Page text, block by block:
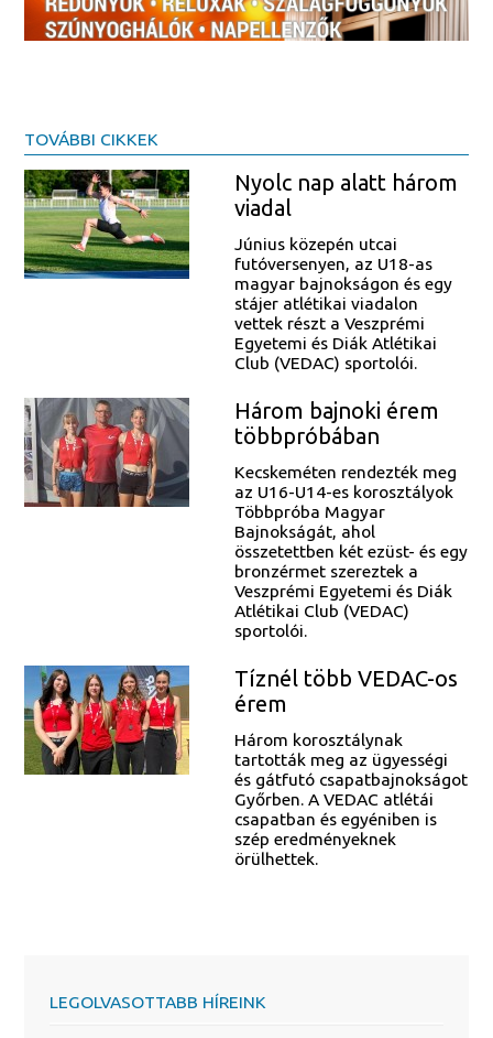
TOVÁBBI CIKKEK
Nyolc nap alatt három
viadal
Június közepén utcai
futóversenyen, az U18-as
magyar bajnokságon és egy
stájer atlétikai viadalon
vettek részt a Veszprémi
Egyetemi és Diák Atlétikai
Club (VEDAC) sportolói.
Három bajnoki érem
többpróbában
Kecskeméten rendezték meg
az U16-U14-es korosztályok
Többpróba Magyar
Bajnokságát, ahol
összetettben két ezüst- és egy
bronzérmet szereztek a
Veszprémi Egyetemi és Diák
Atlétikai Club (VEDAC)
sportolói.
Tíznél több VEDAC-os
érem
Három korosztálynak
tartották meg az ügyességi
és gátfutó csapatbajnokságot
Győrben. A VEDAC atlétái
csapatban és egyéniben is
szép eredményeknek
örülhettek.
LEGOLVASOTTABB HÍREINK